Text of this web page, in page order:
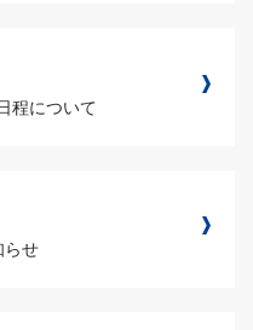
程について
らせ